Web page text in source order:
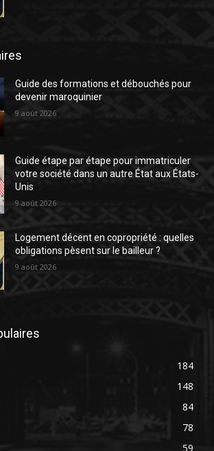
Guide des formations et débouchés pour
devenir maroquinier
9 août 2026
Guide étape par étape pour immatriculer
votre société dans un autre État aux États-
Unis
9 août 2026
Logement décent en copropriété : quelles
obligations pèsent sur le bailleur ?
9 août 2026
184
148
84
78
59